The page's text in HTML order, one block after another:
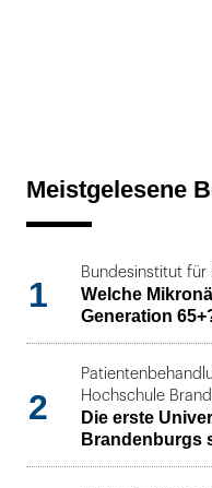
Meistgelesene
1
Bundesinstitut für
Welche
Generation
2
Hochschule
Die erste
Brandenburgs